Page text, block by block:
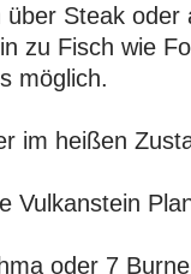
Steak oder
zu Fisch wie
möglich.
im heißen
Vulkanstein
oder 7